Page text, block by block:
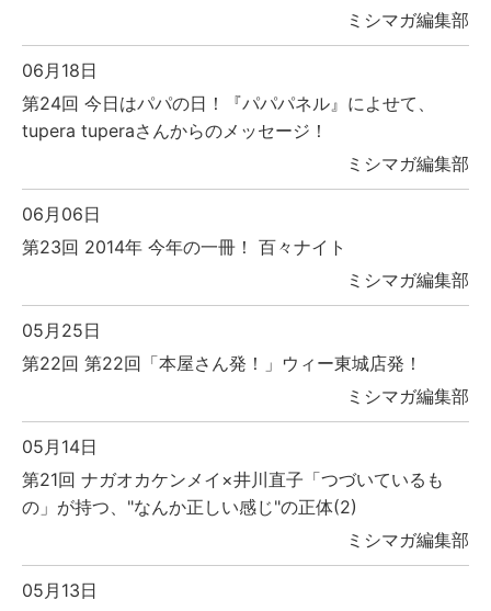
ミシマガ編集部
06月18日
第24回 今日はパパの日！『パパパネル』によせて、
tupera tuperaさんからのメッセージ！
ミシマガ編集部
06月06日
第23回 2014年 今年の一冊！ 百々ナイト
ミシマガ編集部
05月25日
第22回 第22回「本屋さん発！」ウィー東城店発！
ミシマガ編集部
05月14日
第21回 ナガオカケンメイ×井川直子「つづいているも
の」が持つ、"なんか正しい感じ"の正体(2)
ミシマガ編集部
05月13日